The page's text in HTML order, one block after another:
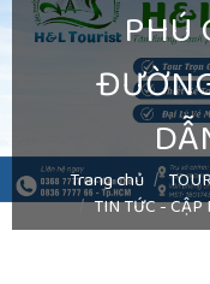
PHÚ
Trang chủ
TIN TỨC - CẬP